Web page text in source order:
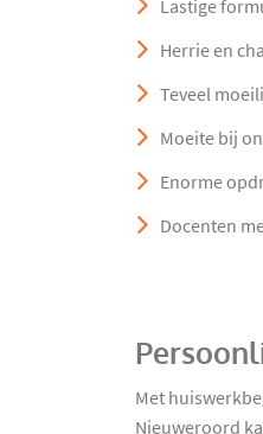
Lastige
Herrie en
Teveel
Moeite bij
Enorme
Docenten
Met
Nieuweroord